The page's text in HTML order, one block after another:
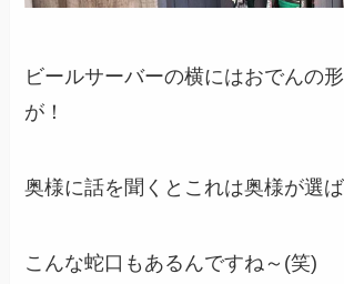
ビールサーバーの横にはおでんの
が！
奥様に話を聞くとこれは奥様が選
こんな蛇口もあるんですね～(笑)